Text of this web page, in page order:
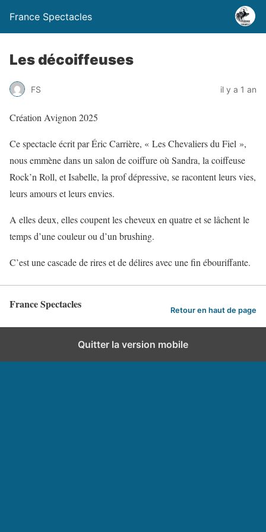
France Spectacles
Les décoiffeuses
FS il y a 1 an
Création Avignon 2025
Ce spectacle écrit par Éric Carrière, « Les Chevaliers du Fiel »,
nous emmène dans un salon de coiffure où Sandra, la coiffeuse
Rock’n Roll, et Isabelle, la prof dépressive, se racontent leurs vies,
leurs amours et leurs envies.
A elles deux, elles coupent les cheveux en quatre et se lâchent le
temps d’une couleur ou d’un brushing.
C’est une cascade de rires et de délires avec une fin ébouriffante.
France Spectacles Retour en haut de page
Quitter la version mobile